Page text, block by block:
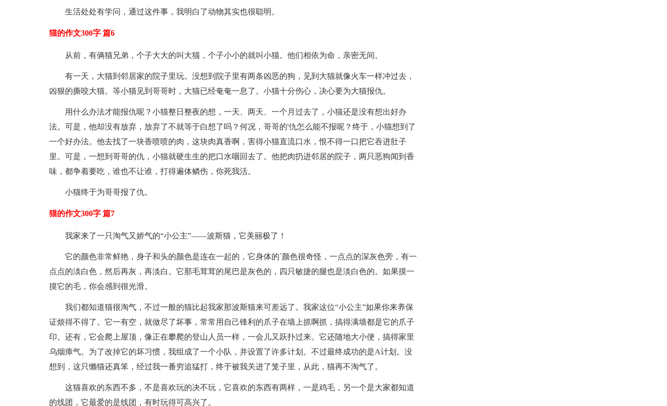
生活处处有学问，通过这件事，我明白了动物其实也很聪明。
猫的作文300字 篇6
从前，有俩猫兄弟，个子大大的叫大猫，个子小小的就叫小猫。他们相依为命，亲密无间。
有一天，大猫到邻居家的院子里玩。没想到院子里有两条凶恶的狗，见到大猫就像火车一样冲过去，
凶狠的撕咬大猫。等小猫见到哥哥时，大猫已经奄奄一息了。小猫十分伤心，决心要为大猫报仇。
用什么办法才能报仇呢？小猫整日整夜的想，一天、两天、一个月过去了，小猫还是没有想出好办
法。可是，他却没有放弃，放弃了不就等于白想了吗？何况，哥哥的'仇怎么能不报呢？终于，小猫想到了
一个好办法。他去找了一块香喷喷的肉，这块肉真香啊，害得小猫直流口水，恨不得一口把它吞进肚子
里。可是，一想到哥哥的仇，小猫就硬生生的把口水咽回去了。他把肉扔进邻居的院子，两只恶狗闻到香
味，都争着要吃，谁也不让谁，打得遍体鳞伤，你死我活。
小猫终于为哥哥报了仇。
猫的作文300字 篇7
我家来了一只淘气又娇气的“小公主”——波斯猫，它美丽极了！
它的颜色非常鲜艳，身子和头的颜色是连在一起的，它身体的`颜色很奇怪，一点点的深灰色旁，有一
点点的淡白色，然后再灰，再淡白。它那毛茸茸的尾巴是灰色的，四只敏捷的腿也是淡白色的。如果摸一
摸它的毛，你会感到很光滑。
我们都知道猫很淘气，不过一般的猫比起我家那波斯猫来可差远了。我家这位“小公主”如果你来养保
证烦得不得了。它一有空，就做尽了坏事，常常用自己锋利的爪子在墙上抓啊抓，搞得满墙都是它的爪子
印。还有，它会爬上屋顶，像正在攀爬的登山人员一样，一会儿又跃扑过来。它还随地大小便，搞得家里
乌烟瘴气。为了改掉它的坏习惯，我组成了一个小队，并设置了许多计划。不过最终成功的是A计划。没
想到，这只懒猫还真笨，经过我一番穷追猛打，终于被我关进了笼子里，从此，猫再不淘气了。
这猫喜欢的东西不多，不是喜欢玩的决不玩，它喜欢的东西有两样，一是鸡毛，另一个是大家都知道
的线团，它最爱的是线团，有时玩得可高兴了。